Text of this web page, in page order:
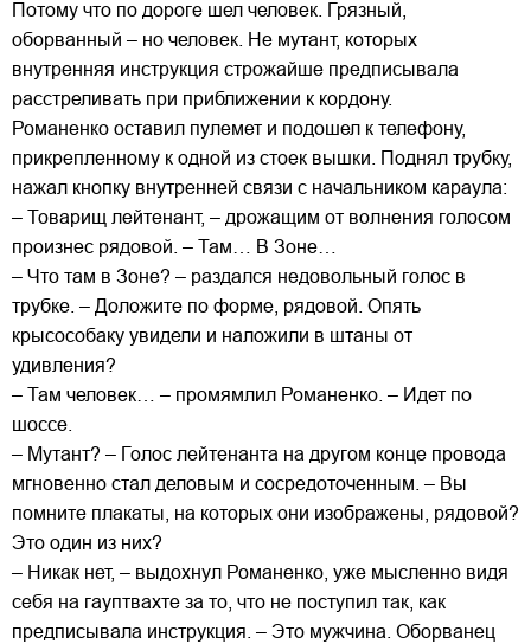
Потому что по дороге шел человек. Грязный,
оборванный – но человек. Не мутант, которых
внутренняя инструкция строжайше предписывала
расстреливать при приближении к кордону.
Романенко оставил пулемет и подошел к телефону,
прикрепленному к одной из стоек вышки. Поднял трубку,
нажал кнопку внутренней связи с начальником караула:
– Товарищ лейтенант, – дрожащим от волнения голосом
произнес рядовой. – Там… В Зоне…
– Что там в Зоне? – раздался недовольный голос в
трубке. – Доложите по форме, рядовой. Опять
крысособаку увидели и наложили в штаны от
удивления?
– Там человек… – промямлил Романенко. – Идет по
шоссе.
– Мутант? – Голос лейтенанта на другом конце провода
мгновенно стал деловым и сосредоточенным. – Вы
помните плакаты, на которых они изображены, рядовой?
Это один из них?
– Никак нет, – выдохнул Романенко, уже мысленно видя
себя на гауптвахте за то, что не поступил так, как
предписывала инструкция. – Это мужчина. Оборванец